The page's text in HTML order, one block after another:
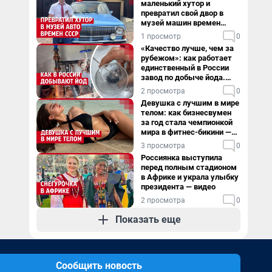
маленький хутор и
превратил свой двор в
музей машин времен
СССР. Видео
1 просмотр 0
«Качество лучше, чем за
рубежом»: как работает
единственный в России
завод по добыче йода.
Видео
2 просмотра 0
Девушка с лучшим в мире
телом: как бизнесвумен
за год стала чемпионкой
мира в фитнес-бикини —
видео
3 просмотра 0
Россиянка выступила
перед полным стадионом
в Африке и украла улыбку
президента — видео
2 просмотра 0
Показать еще
Сообщить новость